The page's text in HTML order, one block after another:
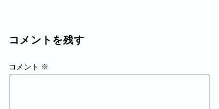
コメントを残す
コメント ※